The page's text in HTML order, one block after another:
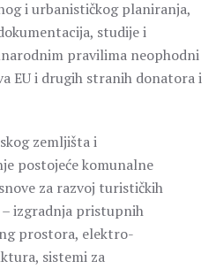
i urbanističkog planiranja,
studije i
pravilima neophodni
EU i drugih stranih donatora i
zemljišta i
postojeće komunalne
za razvoj turističkih
izgradnja pristupnih
prostora, elektro-
sistemi za